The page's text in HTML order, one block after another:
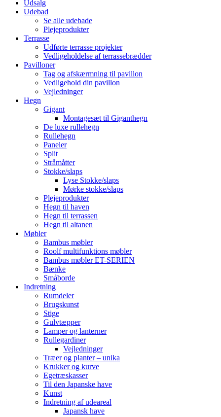
Udsalg
Udebad
Se alle udebade
Plejeprodukter
Terrasse
Udførte terrasse projekter
Vedligeholdelse af terrassebrædder
Pavilloner
Tag og afskærmning til pavillon
Vedligehold din pavillon
Vejledninger
Hegn
Gigant
Montagesæt til Giganthegn
De luxe rullehegn
Rullehegn
Paneler
Split
Stråmåtter
Stokke/slaps
Lyse Stokke/slaps
Mørke stokke/slaps
Plejeprodukter
Hegn til haven
Hegn til terrassen
Hegn til altanen
Møbler
Bambus møbler
Roolf multifunktions møbler
Bambus møbler ET-SERIEN
Bænke
Småborde
Indretning
Rumdeler
Brugskunst
Stige
Gulvtæpper
Lamper og lanterner
Rullegardiner
Vejledninger
Træer og planter – unika
Krukker og kurve
Egetræskasser
Til den Japanske have
Kunst
Indretning af udeareal
Japansk have